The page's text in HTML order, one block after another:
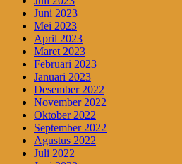
Juni 2023
Mei 2023
April 2023
Maret 2023
Februari 2023
Januari 2023
Desember 2022
November 2022
Oktober 2022
September 2022
Agustus 2022
Juli 2022